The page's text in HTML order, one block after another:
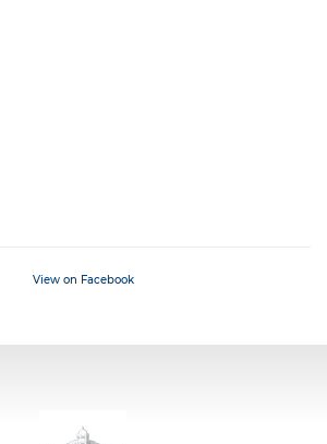
View on Facebook